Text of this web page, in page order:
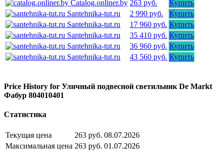
Catalog.onliner.by 263 руб.
Купить
Santehnika-tut.ru
2 990 руб.
Купить
Santehnika-tut.ru
17 960 руб. Купить
Santehnika-tut.ru
35 410 руб. Купить
Santehnika-tut.ru
36 960 руб. Купить
Santehnika-tut.ru
43 560 руб. Купить
Price History for Уличный подвесной светильник De Markt
Фабур 804010401
Статистика
Текущая цена 263 руб. 08.07.2026
Максимальная цена 263 руб. 01.07.2026